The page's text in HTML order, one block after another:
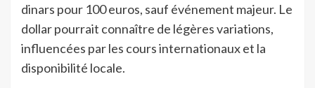
dinars pour 100 euros, sauf événement majeur. Le
dollar pourrait connaître de légères variations,
influencées par les cours internationaux et la
disponibilité locale.